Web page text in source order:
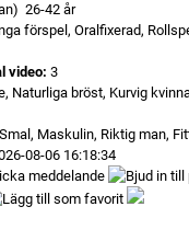
26-42 år
förspel, Oralfixerad,
video: 3
Naturliga bröst, Kurvig
Maskulin, Riktig man,
08-06 16:18:34